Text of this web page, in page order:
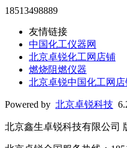
18513498889
友情链接
中国化工仪器网
北京卓锐化工网店铺
燃烧阻燃仪器
北京卓锐中国化工网店
Powered by 北京卓锐科技
北京鑫生卓锐科技有限公司